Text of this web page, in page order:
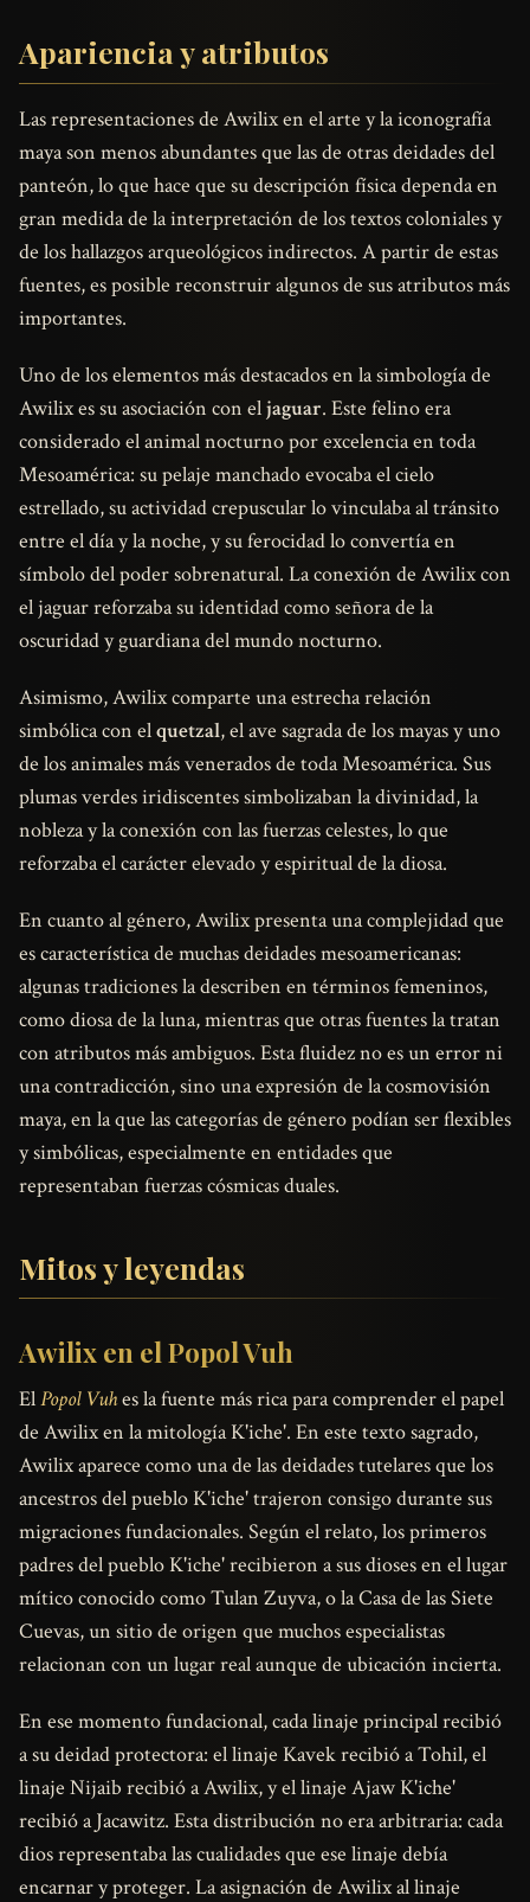
Apariencia y atributos
Las representaciones de Awilix en el arte y la iconografía
maya son menos abundantes que las de otras deidades del
panteón, lo que hace que su descripción física dependa en
gran medida de la interpretación de los textos coloniales y
de los hallazgos arqueológicos indirectos. A partir de estas
fuentes, es posible reconstruir algunos de sus atributos más
importantes.
Uno de los elementos más destacados en la simbología de
Awilix es su asociación con eljaguar. Este felino era
considerado el animal nocturno por excelencia en toda
Mesoamérica: su pelaje manchado evocaba el cielo
estrellado, su actividad crepuscular lo vinculaba al tránsito
entre el día y la noche, y su ferocidad lo convertía en
símbolo del poder sobrenatural. La conexión de Awilix con
el jaguar reforzaba su identidad como señora de la
oscuridad y guardiana del mundo nocturno.
Asimismo, Awilix comparte una estrecha relación
simbólica con elquetzal, el ave sagrada de los mayas y uno
de los animales más venerados de toda Mesoamérica. Sus
plumas verdes iridiscentes simbolizaban la divinidad, la
nobleza y la conexión con las fuerzas celestes, lo que
reforzaba el carácter elevado y espiritual de la diosa.
En cuanto al género, Awilix presenta una complejidad que
es característica de muchas deidades mesoamericanas:
algunas tradiciones la describen en términos femeninos,
como diosa de la luna, mientras que otras fuentes la tratan
con atributos más ambiguos. Esta fluidez no es un error ni
una contradicción, sino una expresión de la cosmovisión
maya, en la que las categorías de género podían ser flexibles
y simbólicas, especialmente en entidades que
representaban fuerzas cósmicas duales.
Mitos y leyendas
Awilix en el Popol Vuh
ElPopol Vuhes la fuente más rica para comprender el papel
de Awilix en la mitología K'iche'. En este texto sagrado,
Awilix aparece como una de las deidades tutelares que los
ancestros del pueblo K'iche' trajeron consigo durante sus
migraciones fundacionales. Según el relato, los primeros
padres del pueblo K'iche' recibieron a sus dioses en el lugar
mítico conocido como Tulan Zuyva, o la Casa de las Siete
Cuevas, un sitio de origen que muchos especialistas
relacionan con un lugar real aunque de ubicación incierta.
En ese momento fundacional, cada linaje principal recibió
a su deidad protectora: el linaje Kavek recibió a Tohil, el
linaje Nijaib recibió a Awilix, y el linaje Ajaw K'iche'
recibió a Jacawitz. Esta distribución no era arbitraria: cada
dios representaba las cualidades que ese linaje debía
encarnar y proteger. La asignación de Awilix al linaje